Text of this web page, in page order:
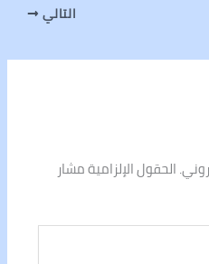
التالي
الحقول الإلزامية مشار